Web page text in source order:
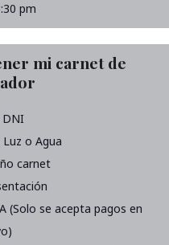
pm
mi carnet de
DNI
o Agua
carnet
(Solo se acepta pagos en